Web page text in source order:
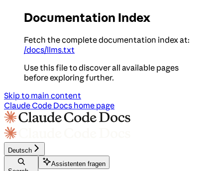
Documentation Index
Fetch the complete documentation index at:
/docs/llms.txt
Use this file to discover all available pages
before exploring further.
Skip to main content
Claude Code Docs home page
Deutsch
Assistenten fragen